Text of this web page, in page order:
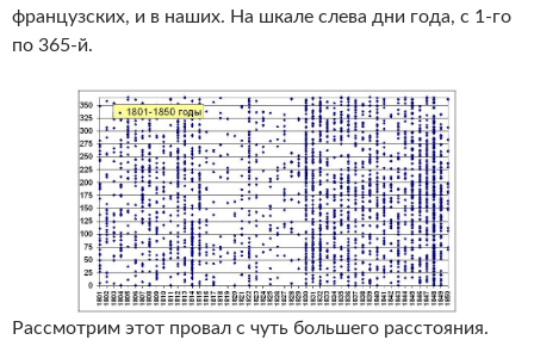
французских, и в наших. На шкале слева дни года, с 1-го
по 365-й.
Рассмотрим этот провал с чуть большего расстояния.